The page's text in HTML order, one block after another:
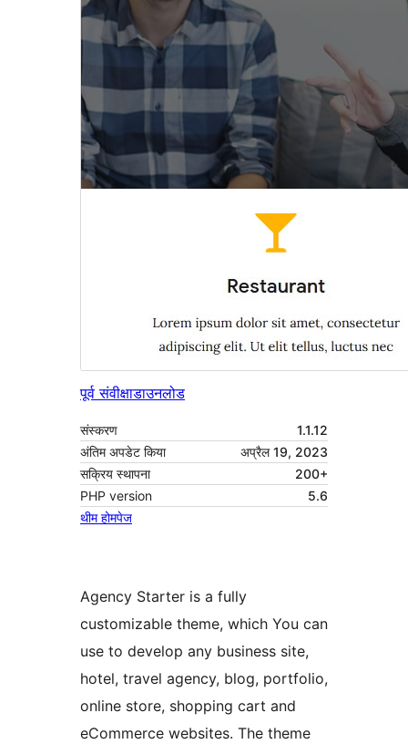
पूर्व संवीक्षाडाउनलोड
संस्करण
1.1.12
अंतिम अपडेट किया
अप्रैल 19, 2023
सक्रिय स्थापना
200+
PHP version
5.6
थीम होमपेज
Agency Starter is a fully
customizable theme, which You can
use to develop any business site,
hotel, travel agency, blog, portfolio,
online store, shopping cart and
eCommerce websites. The theme